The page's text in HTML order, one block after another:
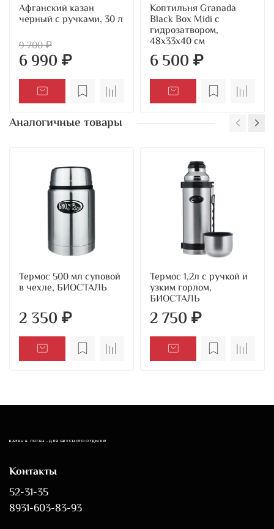
Афганский казан
черный с ручками, 30 л
9 700 ₽
6 990 ₽
Коптильня Granada
Black Box Midi с
гидрозатвором,
48х33х40 см
6 500 ₽
Аналогичные товары
Термос 500 мл суповой
в чехле, БИОСТАЛЬ
2 350 ₽
Термос 1,2л с ручкой и
узким горлом,
БИОСТАЛЬ
2 750 ₽
КАЗАН & ЛЯГАН - ДЛЯ ВКУСНОГО ОТДЫХА!
Контакты
52-31-35
8931-603-83-93